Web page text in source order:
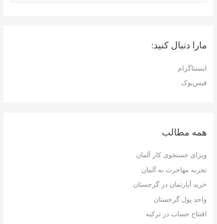
بمارا دنبال کنید:
اینستاگرام
فیس‌بوک
همه مطالب
ویزای جستجوی کار آلمان
تجربه مهاجرت به آلمان
خرید آپارتمان در گرجستان
واحد پول گرجستان
افتتاح حساب در ترکیه